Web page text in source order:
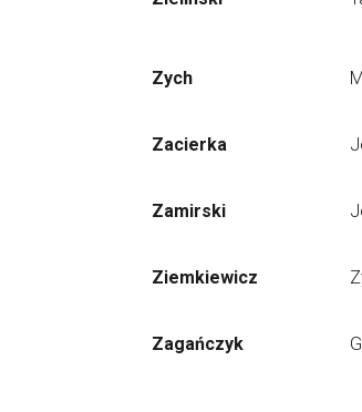
Zych
Zacierka
Zamirski
Ziemkiewicz
Zagańczyk